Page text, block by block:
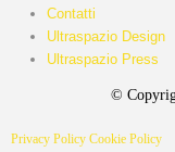
Contatti
Ultraspazio Design
Ultraspazio Press
©
Privacy Policy Cookie Policy